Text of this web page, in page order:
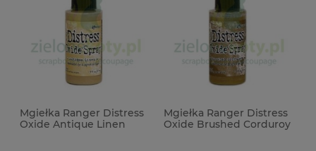
Mgiełka Ranger Distress
Oxide Antique Linen
Mgiełka Ranger Distress
Oxide Brushed Corduroy